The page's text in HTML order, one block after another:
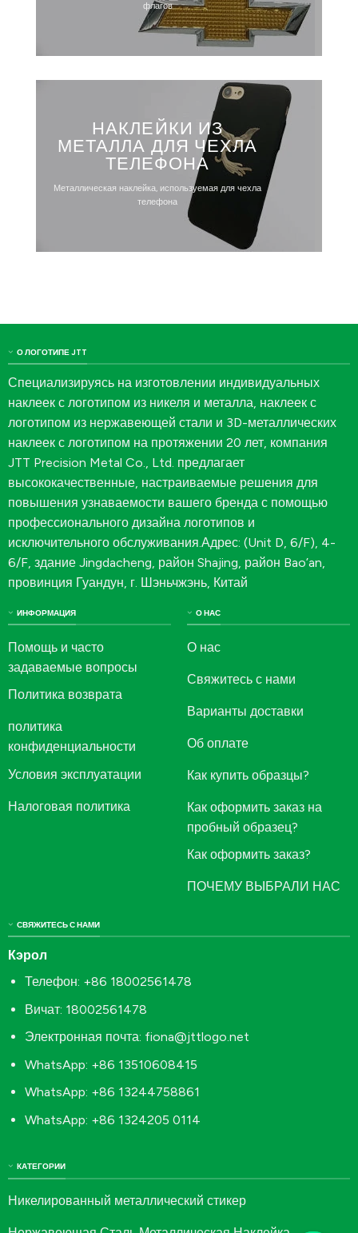
флагов
НАКЛЕЙКИ ИЗ
МЕТАЛЛА ДЛЯ ЧЕХЛА
ТЕЛЕФОНА
Металлическая наклейка, используемая для чехла
телефона
О ЛОГОТИПЕ JTT
Специализируясь на изготовлении индивидуальных
наклеек с логотипом из никеля и металла, наклеек с
логотипом из нержавеющей стали и 3D-металлических
наклеек с логотипом на протяжении 20 лет, компания
JTT Precision Metal Co., Ltd. предлагает
высококачественные, настраиваемые решения для
повышения узнаваемости вашего бренда с помощью
профессионального дизайна логотипов и
исключительного обслуживания.Адрес: (Unit D, 6/F), 4-
6/F, здание Jingdacheng, район Shajing, район Bao’an,
провинция Гуандун, г. Шэньчжэнь, Китай
ИНФОРМАЦИЯ
Помощь и часто
задаваемые вопросы
Политика возврата
политика
конфиденциальности
Условия эксплуатации
Налоговая политика
О НАС
О нас
Свяжитесь с нами
Варианты доставки
Об оплате
Как купить образцы?
Как оформить заказ на
пробный образец?
Как оформить заказ?
ПОЧЕМУ ВЫБРАЛИ НАС
КАТЕГОРИИ
Никелированный металлический стикер
СВЯЖИТЕСЬ С НАМИ
Кэрол
Телефон: +86 18002561478
Вичат: 18002561478
Электронная почта: fiona@jttlogo.net
WhatsApp: +86 13510608415
WhatsApp: +86 13244758861
WhatsApp: +86 1324205 0114